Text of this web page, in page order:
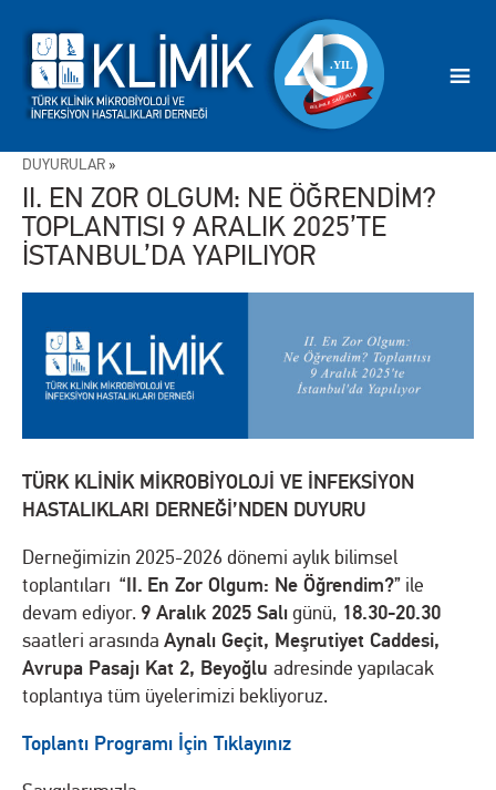
DUYURULAR »
II. EN ZOR OLGUM: NE ÖĞRENDİM?
TOPLANTISI 9 ARALIK 2025’TE
İSTANBUL’DA YAPILIYOR
TÜRK KLİNİK MİKROBİYOLOJİ VE İNFEKSİYON
HASTALIKLARI DERNEĞİ’NDEN DUYURU
Derneğimizin 2025-2026 dönemi aylık bilimsel
toplantıları “II. En Zor Olgum: Ne Öğrendim?” ile
devam ediyor. 9 Aralık 2025 Salıgünü, 18.30-20.30
saatleri arasında Aynalı Geçit, Meşrutiyet Caddesi,
Avrupa Pasajı Kat 2, Beyoğlu adresinde yapılacak
toplantıya tüm üyelerimizi bekliyoruz.
Toplantı Programı İçin Tıklayınız